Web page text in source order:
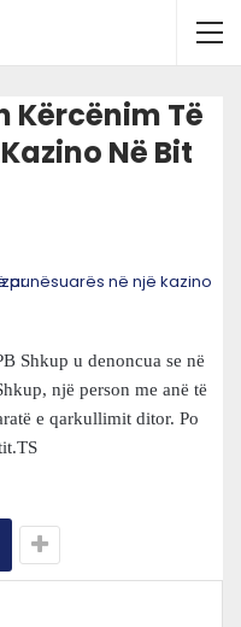
Kërcënim Të
Në Bit
Shkup u denoncua se në
një person me anë të
e qarkullimit ditor. Po